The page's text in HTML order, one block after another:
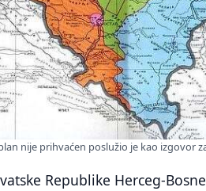
nije prihvaćen poslužio je kao izgovor
Republike Herceg-